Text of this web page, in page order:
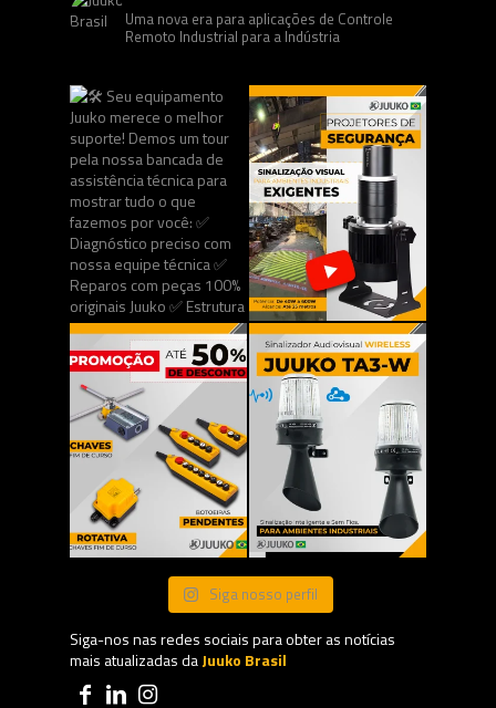
Uma nova era para aplicações de Controle
Remoto Industrial para a Indústria
Siga nosso perfil
Siga-nos nas redes sociais para obter as notícias
mais atualizadas daJuuko Brasil